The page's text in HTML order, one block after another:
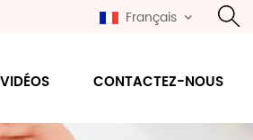
Français
VIDÉOS CONTACTEZ-NOUS